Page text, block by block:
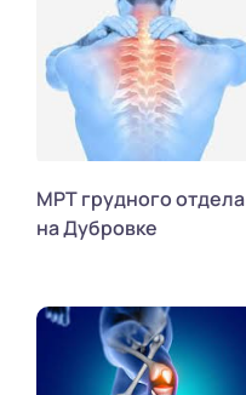
МРТ грудного отдела
на Дубровке